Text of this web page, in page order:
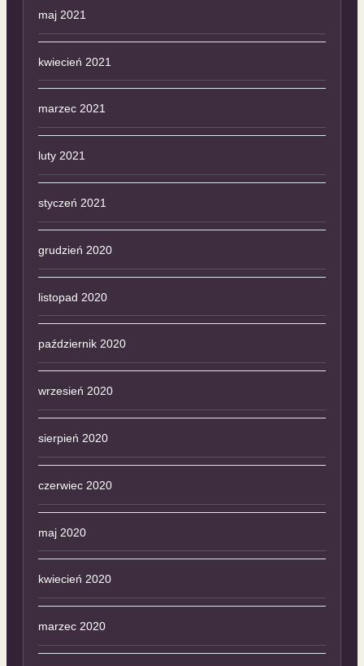
maj 2021
kwiecień 2021
marzec 2021
luty 2021
styczeń 2021
grudzień 2020
listopad 2020
październik 2020
wrzesień 2020
sierpień 2020
czerwiec 2020
maj 2020
kwiecień 2020
marzec 2020